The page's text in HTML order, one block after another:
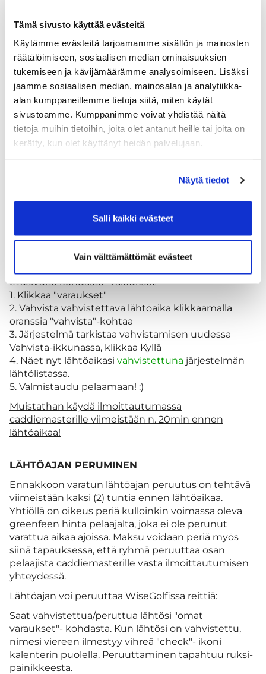
Tämä sivusto käyttää evästeitä
Käytämme evästeitä tarjoamamme sisällön ja mainosten
räätälöimiseen, sosiaalisen median ominaisuuksien
tukemiseen ja kävijämäärämme analysoimiseen. Lisäksi
jaamme sosiaalisen median, mainosalan ja analytiikka-
alan kumppaneillemme tietoja siitä, miten käytät
sivustoamme. Kumppanimme voivat yhdistää näitä
tietoja muihin tietoihin, joita olet antanut heille tai joita on
kerätty, kun olet käyttänyt heidän palvelujaan.
Näytä tiedot
Salli kaikki evästeet
Vain välttämättömät evästeet
Oman lähtöajan voi vahvistaa WiseGolfin kautta
aikaisintaan tuntia ennen lähtöä. Muistathan myös
tarvittaessa perua lähtöaikasi riittävän ajoissa, jotta
lähtöaika vapautuu muiden pelaajien käyttöön.
Lähtöajan peruutus Wisegolfissa:Vieraspelaajat
viimeistään 24h ennen lähtöaikaa, osakkaat ja
pelioikeutetut viimeistään 12h ennen lähtöaikaa
Ennakkoon varatun lähtöajan peruutus on tehtävä
greenfeen hinta pelaajalta, joka ei ole perunut
pelaajista caddiemasterille vasta ilmoittautumisen
yhteydessä.
etusivulta kohdasta "varaukset"
1. Klikkaa "varaukset"
2. Vahvista vahvistettava lähtöaika klikkaamalla
oranssia "vahvista"-kohtaa
3. Järjestelmä tarkistaa vahvistamisen uudessa
Vahvista-ikkunassa, klikkaa Kyllä
4. Näet nyt lähtöaikasi vahvistettuna järjestelmän
lähtölistassa.
5. Valmistaudu pelaamaan! :)
Muistathan käydä ilmoittautumassa
caddiemasterille viimeistään n. 20min ennen
lähtöaikaa!
LÄHTÖAJAN PERUMINEN
Ennakkoon varatun lähtöajan peruutus on tehtävä
viimeistään kaksi (2) tuntia ennen lähtöaikaa.
Yhtiöllä on oikeus periä kulloinkin voimassa oleva
greenfeen hinta pelaajalta, joka ei ole perunut
varattua aikaa ajoissa. Maksu voidaan periä myös
siinä tapauksessa, että ryhmä peruuttaa osan
pelaajista caddiemasterille vasta ilmoittautumisen
yhteydessä.
Lähtöajan voi peruuttaa WiseGolfissa reittiä:
Saat vahvistettua/peruttua lähtösi "omat
varaukset"- kohdasta. Kun lähtösi on vahvistettu,
nimesi viereen ilmestyy vihreä "check"- ikoni
kalenterin puolella. Peruuttaminen tapahtuu ruksi-
painikkeesta.